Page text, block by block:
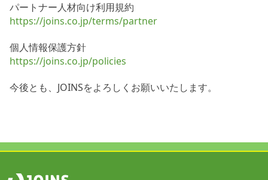
パートナー人材向け利用規約
https://joins.co.jp/terms/partner
個人情報保護方針
https://joins.co.jp/policies
今後とも、JOINSをよろしくお願いいたします。